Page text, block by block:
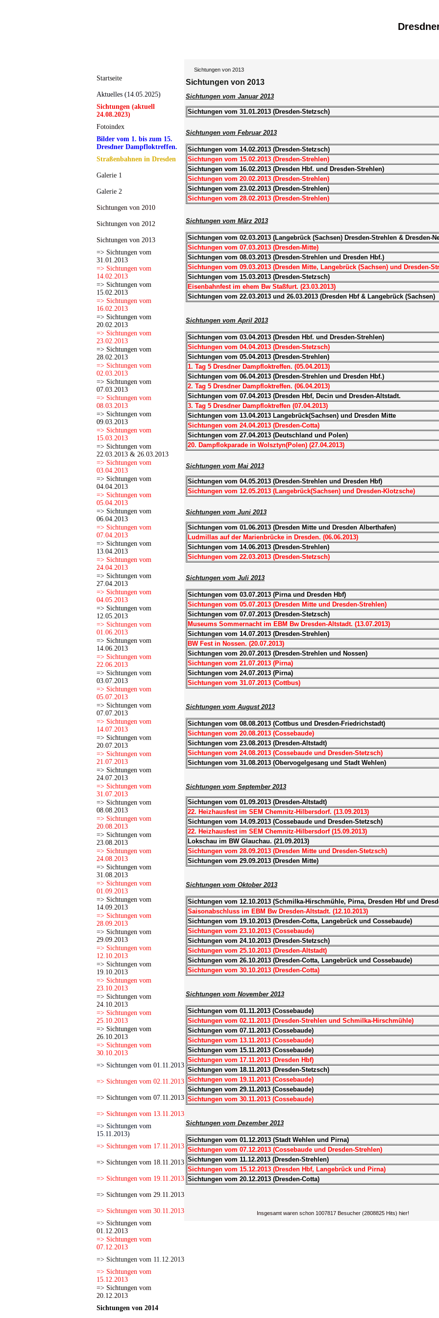
Startseite
Aktuelles (14.05.2025)
Sichtungen (aktuell
24.08.2023)
Fotoindex
Bilder vom 1. bis zum 15.
Dresdner Dampfloktreffen.
Straßenbahnen in Dresden
Galerie 1
Galerie 2
Sichtungen von 2010
Sichtungen von 2012
Sichtungen von 2013
=> Sichtungen vom
31.01.2013
=> Sichtungen vom
14.02.2013
=> Sichtungen vom
15.02.2013
=> Sichtungen vom
16.02.2013
=> Sichtungen vom
20.02.2013
=> Sichtungen vom
23.02.2013
=> Sichtungen vom
28.02.2013
=> Sichtungen vom
02.03.2013
=> Sichtungen vom
07.03.2013
=> Sichtungen vom
08.03.2013
=> Sichtungen vom
09.03.2013
=> Sichtungen vom
15.03.2013
=> Sichtungen vom
22.03.2013 & 26.03.2013
=> Sichtungen vom
03.04.2013
=> Sichtungen vom
04.04.2013
=> Sichtungen vom
05.04.2013
=> Sichtungen vom
06.04.2013
=> Sichtungen vom
07.04.2013
=> Sichtungen vom
13.04.2013
=> Sichtungen vom
24.04.2013
=> Sichtungen vom
27.04.2013
=> Sichtungen vom
04.05.2013
=> Sichtungen vom
12.05.2013
=> Sichtungen vom
01.06.2013
=> Sichtungen vom
14.06.2013
=> Sichtungen vom
22.06.2013
=> Sichtungen vom
03.07.2013
=> Sichtungen vom
05.07.2013
=> Sichtungen vom
07.07.2013
=> Sichtungen vom
14.07.2013
=> Sichtungen vom
20.07.2013
=> Sichtungen vom
21.07.2013
=> Sichtungen vom
24.07.2013
=> Sichtungen vom
31.07.2013
=> Sichtungen vom
08.08.2013
=> Sichtungen vom
20.08.2013
=> Sichtungen vom
23.08.2013
=> Sichtungen vom
24.08.2013
=> Sichtungen vom
31.08.2013
=> Sichtungen vom
01.09.2013
=> Sichtungen vom
14.09.2013
=> Sichtungen vom
28.09.2013
=> Sichtungen vom
29.09.2013
=> Sichtungen vom
12.10.2013
=> Sichtungen vom
19.10.2013
=> Sichtungen vom
23.10.2013
=> Sichtungen vom
24.10.2013
=> Sichtungen vom
25.10.2013
=> Sichtungen vom
26.10.2013
=> Sichtungen vom
30.10.2013
=> Sichtungen vom 01.11.2013
=> Sichtungen vom 02.11.2013
=> Sichtungen vom 07.11.2013
=> Sichtungen vom 13.11.2013
=> Sichtungen vom
15.11.2013)
=> Sichtungen vom 17.11.2013
=> Sichtungen vom 18.11.2013
=> Sichtungen vom 19.11.2013
=> Sichtungen vom 29.11.2013
=> Sichtungen vom 30.11.2013
=> Sichtungen vom
01.12.2013
=> Sichtungen vom
07.12.2013
=> Sichtungen vom 11.12.2013
=> Sichtungen vom
15.12.2013
=> Sichtungen vom
20.12.2013
Sichtungen von 2014
Sichtungen von 2013
Sichtungen von 2013
Sichtungen vom Januar 2013
Sichtungen vom 31.01.2013 (Dresden-Stetzsch)
Sichtungen vom Februar 2013
Sichtungen vom 14.02.2013 (Dresden-Stetzsch)
Sichtungen vom 15.02.2013 (Dresden-Strehlen)
Sichtungen vom 16.02.2013 (Dresden Hbf. und Dresden-Strehlen)
Sichtungen vom 20.02.2013 (Dresden-Strehlen)
Sichtungen vom 23.02.2013 (Dresden-Strehlen)
Sichtungen vom 28.02.2013 (Dresden-Strehlen)
Sichtungen vom März 2013
Sichtungen vom 02.03.2013 (Langebrück (Sachsen) Dresden-Strehlen & Dresden-
Sichtungen vom 07.03.2013 (Dresden-Mitte)
Sichtungen vom 08.03.2013 (Dresden-Strehlen und Dresden Hbf.)
Sichtungen vom 09.03.2013 (Dresden Mitte, Langebrück (Sachsen) und Dresden-
Sichtungen vom 15.03.2013 (Dresden-Stetzsch)
Eisenbahnfest im ehem Bw Staßfurt. (23.03.2013)
Sichtungen vom 22.03.2013 und 26.03.2013 (Dresden Hbf & Langebrück (Sachsen)
Sichtungen vom April 2013
Sichtungen vom 03.04.2013 (Dresden Hbf. und Dresden-Strehlen)
Sichtungen vom 04.04.2013 (Dresden-Stetzsch)
Sichtungen vom 05.04.2013 (Dresden-Strehlen)
1. Tag 5 Dresdner Dampfloktreffen. (05.04.2013)
Sichtungen vom 06.04.2013 (Dresden-Strehlen und Dresden Hbf.)
2. Tag 5 Dresdner Dampfloktreffen. (06.04.2013)
Sichtungen vom 07.04.2013 (Dresden Hbf, Decin und Dresden-Altstadt.
3. Tag 5 Dresdner Dampfloktreffen (07.04.2013)
Sichtungen vom 13.04.2013 Langebrück(Sachsen) und Dresden Mitte
Sichtungen vom 24.04.2013 (Dresden-Cotta)
Sichtungen vom 27.04.2013 (Deutschland und Polen)
20. Dampflokparade in Wolsztyn(Polen) (27.04.2013)
Sichtungen vom Mai 2013
Sichtungen vom 04.05.2013 (Dresden-Strehlen und Dresden Hbf)
Sichtungen vom 12.05.2013 (Langebrück(Sachsen) und Dresden-Klotzsche)
Sichtungen vom Juni 2013
Sichtungen vom 01.06.2013 (Dresden Mitte und Dresden Alberthafen)
Ludmillas auf der Marienbrücke in Dresden. (06.06.2013)
Sichtungen vom 14.06.2013 (Dresden-Strehlen)
Sichtungen vom 22.03.2013 (Dresden-Stetzsch)
Sichtungen vom Juli 2013
Sichtungen vom 03.07.2013 (Pirna und Dresden Hbf)
Sichtungen vom 05.07.2013 (Dresden Mitte und Dresden-Strehlen)
Sichtungen vom 07.07.2013 (Dresden-Stetzsch)
Museums Sommernacht im EBM Bw Dresden-Altstadt. (13.07.2013)
Sichtungen vom 14.07.2013 (Dresden-Strehlen)
BW Fest in Nossen. (20.07.2013)
Sichtungen vom 20.07.2013 (Dresden-Strehlen und Nossen)
Sichtungen vom 21.07.2013 (Pirna)
Sichtungen vom 24.07.2013 (Pirna)
Sichtungen vom 31.07.2013 (Cottbus)
Sichtungen vom August 2013
Sichtungen vom 08.08.2013 (Cottbus und Dresden-Friedrichstadt)
Sichtungen vom 20.08.2013 (Cossebaude)
Sichtungen vom 23.08.2013 (Dresden-Altstadt)
Sichtungen vom 24.08.2013 (Cossebaude und Dresden-Stetzsch)
Sichtungen vom 31.08.2013 (Obervogelgesang und Stadt Wehlen)
Sichtungen vom September 2013
Sichtungen vom 01.09.2013 (Dresden-Altstadt)
22. Heizhausfest im SEM Chemnitz-Hilbersdorf. (13.09.2013)
Sichtungen vom 14.09.2013 (Cossebaude und Dresden-Stetzsch)
22. Heizhausfest im SEM Chemnitz-Hilbersdorf (15.09.2013)
Lokschau im BW Glauchau. (21.09.2013)
Sichtungen vom 28.09.2013 (Dresden Mitte und Dresden-Stetzsch)
Sichtungen vom 29.09.2013 (Dresden Mitte)
Sichtungen vom Oktober 2013
Sichtungen vom 12.10.2013 (Schmilka-Hirschmühle, Pirna, Dresden Hbf und
Saisonabschluss im EBM Bw Dresden-Altstadt. (12.10.2013)
Sichtungen vom 19.10.2013 (Dresden-Cotta, Langebrück und Cossebaude)
Sichtungen vom 23.10.2013 (Cossebaude)
Sichtungen vom 24.10.2013 (Dresden-Stetzsch)
Sichtungen vom 25.10.2013 (Dresden-Altstadt)
Sichtungen vom 26.10.2013 (Dresden-Cotta, Langebrück und Cossebaude)
Sichtungen vom 30.10.2013 (Dresden-Cotta)
Sichtungen vom November 2013
Sichtungen vom 01.11.2013 (Cossebaude)
Sichtungen vom 02.11.2013 (Dresden-Strehlen und Schmilka-Hirschmühle)
Sichtungen vom 07.11.2013 (Cossebaude)
Sichtungen vom 13.11.2013 (Cossebaude)
Sichtungen vom 15.11.2013 (Cossebaude)
Sichtungen vom 17.11.2013 (Dresden Hbf)
Sichtungen vom 18.11.2013 (Dresden-Stetzsch)
Sichtungen vom 19.11.2013 (Cossebaude)
Sichtungen vom 29.11.2013 (Cossebaude)
Sichtungen vom 30.11.2013 (Cossebaude)
Sichtungen vom Dezember 2013
Sichtungen vom 01.12.2013 (Stadt Wehlen und Pirna)
Sichtungen vom 07.12.2013 (Cossebaude und Dresden-Strehlen)
Sichtungen vom 11.12.2013 (Dresden-Strehlen)
Sichtungen vom 15.12.2013 (Dresden Hbf, Langebrück und Pirna)
Sichtungen vom 20.12.2013 (Dresden-Cotta)
Insgesamt waren schon 1007817 Besucher (2808825 Hits) hier!